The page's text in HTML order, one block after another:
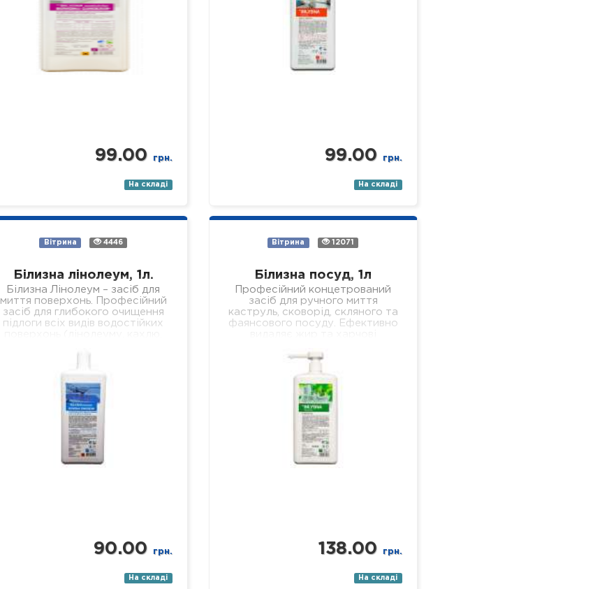
99.00 грн.
На складі
99.00 грн.
На складі
Вітрина 4446
Білизна лінолеум, 1л.
Білизна Лінолеум – засіб для
миття поверхонь. Професійний
засіб для глибокого очищення
підлоги всіх видів водостійких
нетоногенні…
90.00 грн.
На складі
Вітрина 12071
Білизна посуд, 1л
Професійний концетрований
засіб для ручного миття
каструль, сковорід, скляного та
фаянсового посуду. Ефективно
легко змивається, не залишаючи
138.00 грн.
На складі